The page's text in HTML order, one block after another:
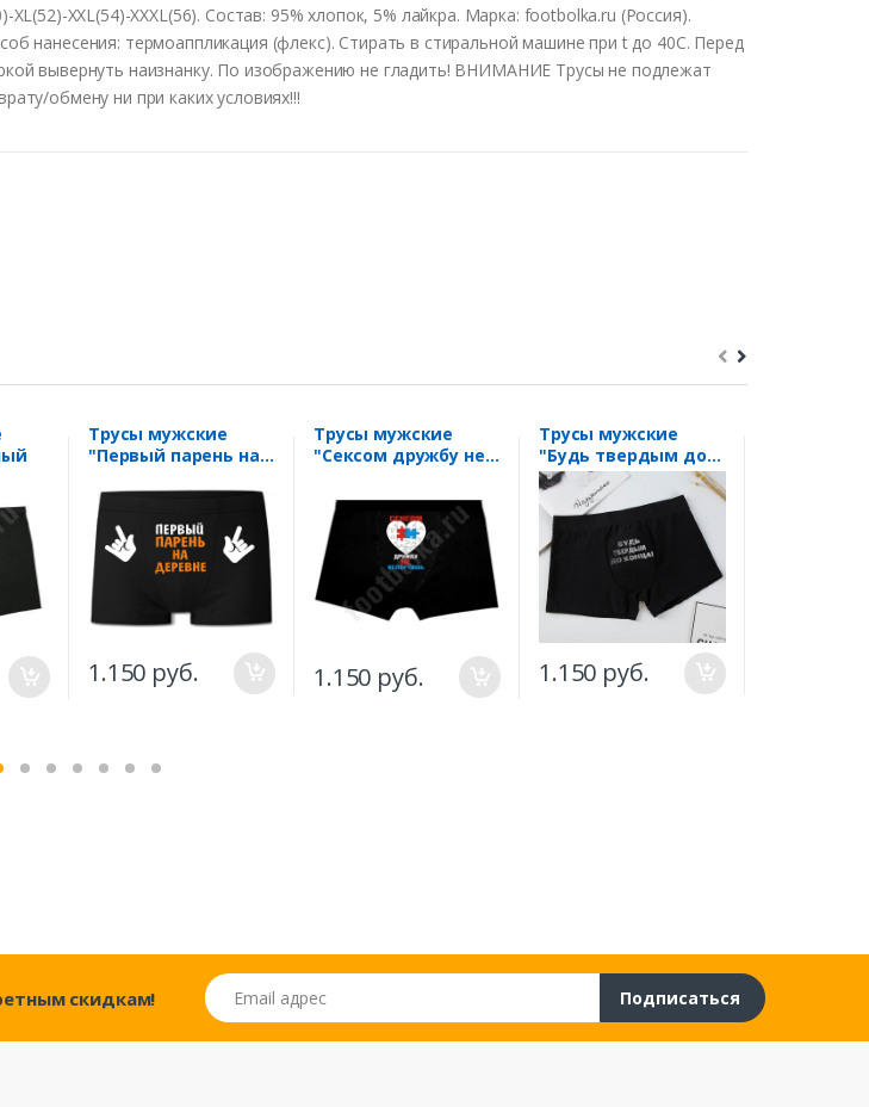
XL(52)-XXL(54)-XXXL(56). Состав: 95% хлопок, 5% лайкра. Марка: footbolka.ru (Россия).
нанесения: термоаппликация (флекс). Стирать в стиральной машине при t до 40С. Перед
вывернуть наизнанку. По изображению не гладить! ВНИМАНИЕ Трусы не подлежат
обмену ни при каких условиях!!!
Трусы мужские
"Первый парень на
1.150 руб.
Трусы мужские
"Сексом дружбу не
1.150 руб.
Трусы мужские
"Будь твердым до
конца"
1.150 руб.
скидкам!
Email адрес
Подписаться